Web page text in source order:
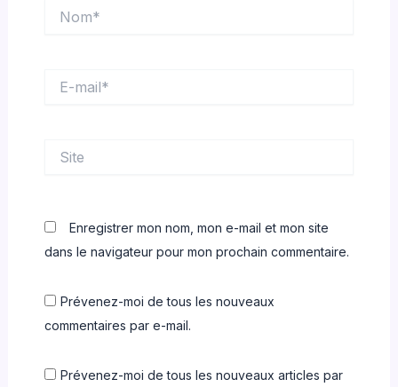
mail*
Enregistrer mon nom, mon e-mail et mon site
dans le navigateur pour mon prochain commentaire.
Prévenez-moi de tous les nouveaux
commentaires par e-mail.
Prévenez-moi de tous les nouveaux articles par